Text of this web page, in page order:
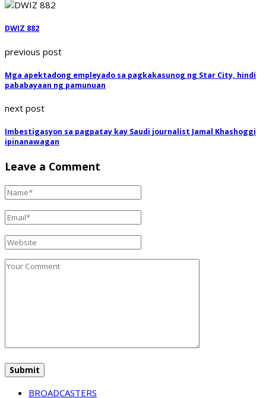
DWIZ 882
previous post
Mga apektadong empleyado sa pagkakasunog ng Star City, hindi
pababayaan ng pamunuan
next post
Imbestigasyon sa pagpatay kay Saudi journalist Jamal Khashoggi
ipinanawagan
Leave a Comment
BROADCASTERS